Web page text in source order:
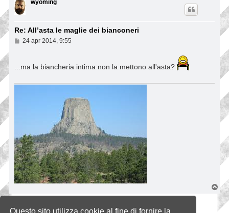
Questo sito utilizza cookie al fine di fornire la
wyoming
Re: All’asta le maglie dei bianconeri
M
a
g
24 apr 2014, 9:55
...ma la biancheria intima non la mettono all'asta?
T
o
p
Rispondi